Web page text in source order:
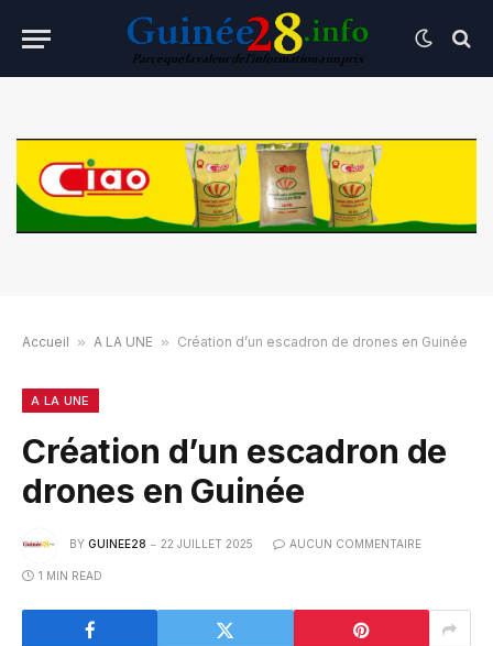
Accueil » A LA UNE » Création d’un escadron de drones en Guinée
A LA UNE
Création d’un escadron de
drones en Guinée
BY GUINEE28 22 JUILLET 2025 AUCUN COMMENTAIRE
1 MIN READ